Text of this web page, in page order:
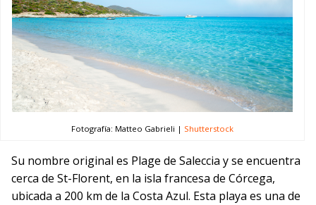
Fotografía: Matteo Gabrieli | Shutterstock
Su nombre original es Plage de Saleccia y se encuentra
cerca de St-Florent, en la isla francesa de Córcega,
ubicada a 200 km de la Costa Azul. Esta playa es una de